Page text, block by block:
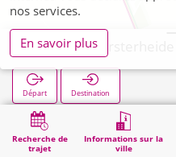
Recherche de
trajet
Informations sur la
ville
Horbach Forsterheide
Départ Destination
Démarrage Horbach
nos services.
En savoir plus